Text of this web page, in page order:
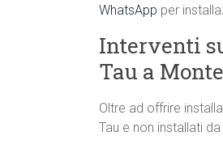
WhatsApp per
Interventi
Tau a
Oltre ad offrire
Tau e non installati